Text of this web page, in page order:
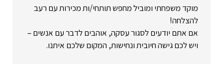
מוקד משפחתי ומוביל מחפש תותחי/ות מכירות עם רעב
להצלחה!
אם אתם יודעים לסגור עסקה, אוהבים לדבר עם אנשים –
ויש לכם גישה חיובית ונחישות, המקום שלכם איתנו.